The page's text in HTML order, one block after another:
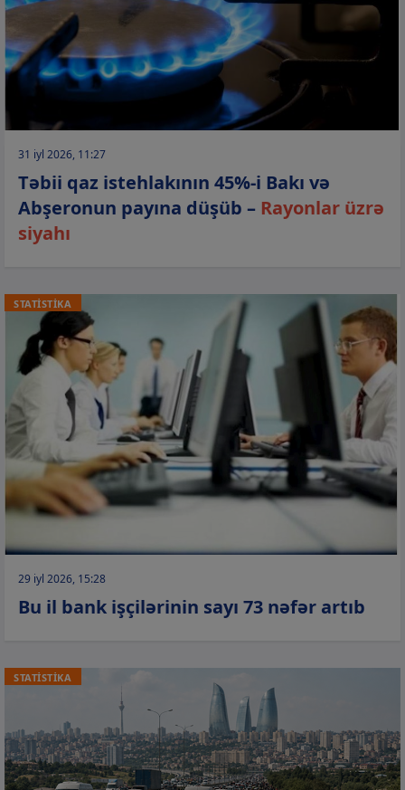
31 iyl 2026, 11:27
Təbii qaz istehlakının 45%-i Bakı və
Abşeronun payına düşüb – Rayonlar üzrə
siyahı
STATİSTİKA
29 iyl 2026, 15:28
Bu il bank işçilərinin sayı 73 nəfər artıb
STATİSTİKA